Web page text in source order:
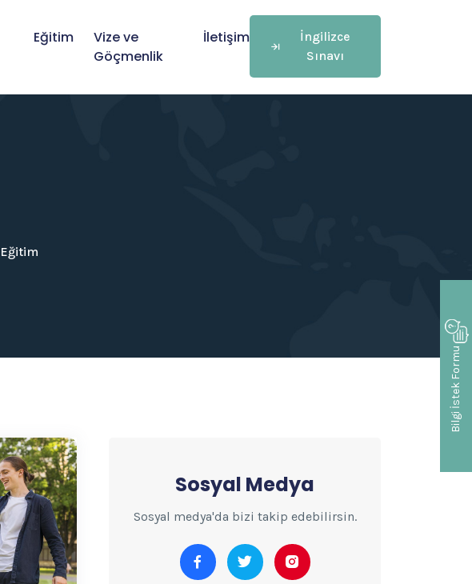
Eğitim
Vize ve
Göçmenlik
İletişim
İngilizce
Sınavı
Eğitim
Sosyal Medya
Sosyal medya'da bizi takip edebilirsin.
Bilgi İstek Formu